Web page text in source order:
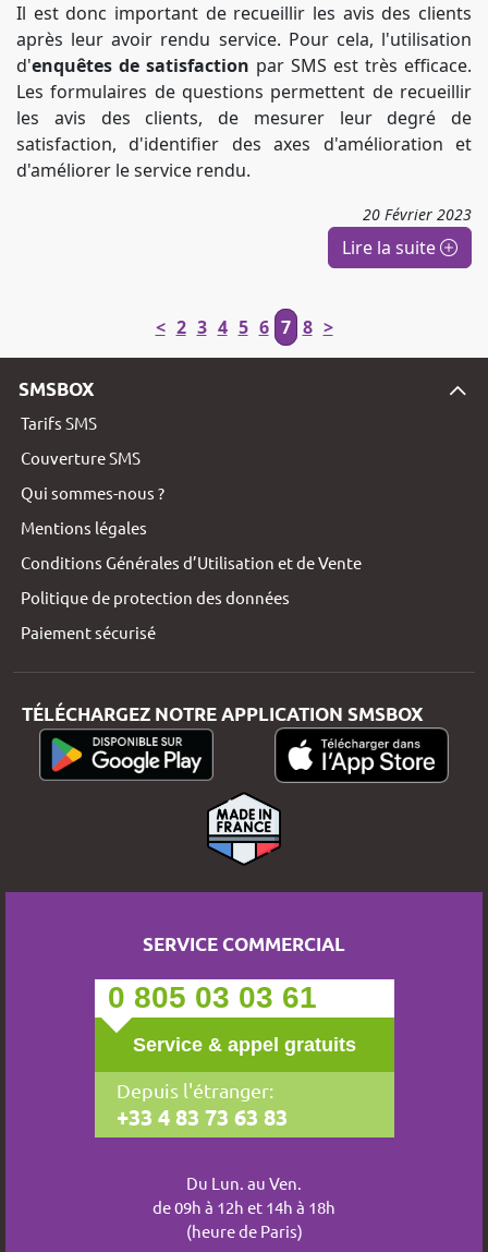
Il est donc important de recueillir les avis des clients
après leur avoir rendu service. Pour cela, l'utilisation
d'enquêtes de satisfaction par SMS est très efficace.
Les formulaires de questions permettent de recueillir
les avis des clients, de mesurer leur degré de
satisfaction, d'identifier des axes d'amélioration et
d'améliorer le service rendu.
20 Février 2023
Lire la suite
< 2 3 4 5 6 7 8 >
SMSBOX
Tarifs SMS
Couverture SMS
Qui sommes-nous ?
Mentions légales
Conditions Générales d’Utilisation et de Vente
Politique de protection des données
Paiement sécurisé
TÉLÉCHARGEZ NOTRE APPLICATION SMSBOX
SERVICE COMMERCIAL
0 805 03 03 61
Service & appel gratuits
Depuis l'étranger:
+33 4 83 73 63 83
Du Lun. au Ven.
de 09h à 12h et 14h à 18h
(heure de Paris)